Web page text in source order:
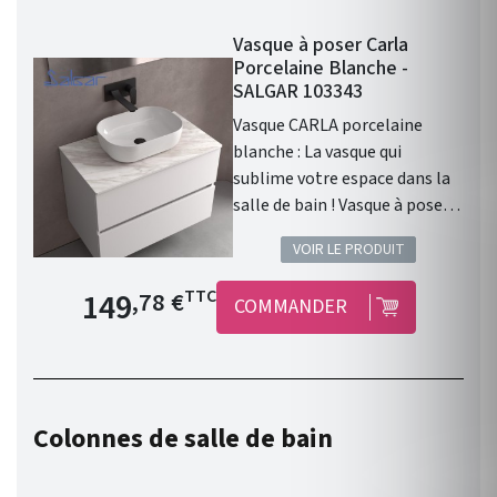
Vasque à poser Carla
Porcelaine Blanche -
SALGAR 103343
Vasque CARLA porcelaine
blanche : La vasque qui
sublime votre espace dans la
salle de bain ! Vasque à poser
CARLA sans siphon ni bonde
de vidage clic-clac
PORCELAINE BLANCHE Ø 360
x 105 mm . Vasque à poser .
Matière : Porcelaine. Finition :
Gamme : CARLA . Fabriqué en
VOIR LE PRODUIT
Prix de base
149,78 €TTC COMMANDER
Colonnes de salle de bain